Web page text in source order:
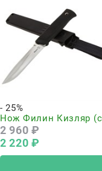
- 25%
Нож Филин Кизляр
2 960 ₽
2 220 ₽